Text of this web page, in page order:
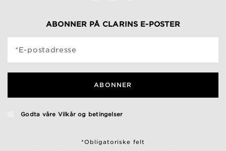
ABONNER PÅ CLARINS E-POSTER
*E-postadresse
ABONNER
Godta våre Vilkår og betingelser
*Obligatoriske felt